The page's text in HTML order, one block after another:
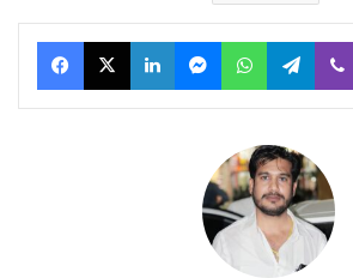
Facebook
X LinkedInMessengerWhatsApp